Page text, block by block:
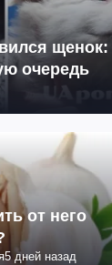
щенок:
очередь
от него
5 дней назад